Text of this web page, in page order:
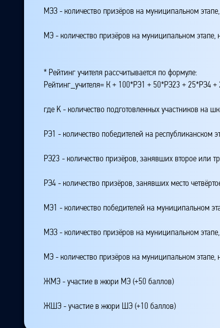
МЭЗ - количество призёров на муниципальном
МЭ - количество призёров на муниципальном
* Рейтинг учителя рассчитывается по формуле:
Рейтинг_учителя= К + 100*РЭ1 + 50*РЭ23 +
где K - количество подготовленных участников на
РЭ1 - количество победителей на республиканском
РЭ23 - количество призёров, занявших второе или
РЭ4 - количество призёров, занявших место
МЭ1 - количество победителей на муниципальном
МЭЗ - количество призёров на муниципальном
МЭ - количество призёров на муниципальном
ЖМЭ - участие в жюри МЭ (+50 баллов)
ЖШЭ - участие в жюри ШЭ (+10 баллов)